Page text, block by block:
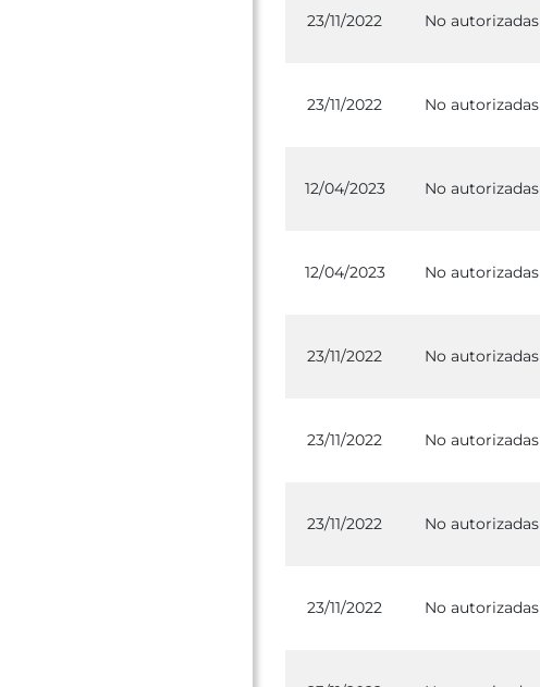
23/11/2022 No autorizadas
23/11/2022 No autorizadas
12/04/2023 No autorizadas
12/04/2023 No autorizadas
23/11/2022 No autorizadas
23/11/2022 No autorizadas
23/11/2022 No autorizadas
23/11/2022 No autorizadas